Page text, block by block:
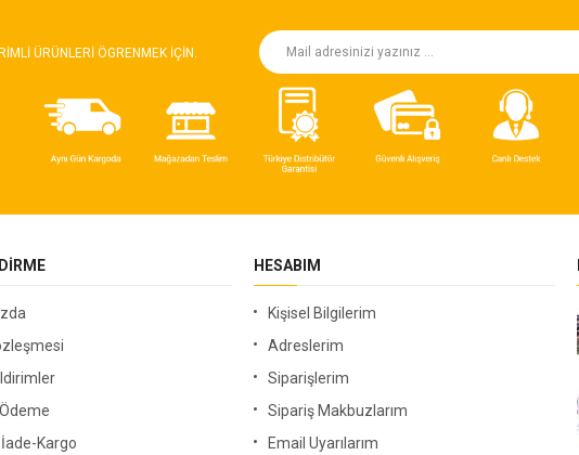
ÜRÜNLERI ÖGRENMEK IÇIN.
Kargo
HESABIM
Kişisel Bilgilerim
Adreslerim
Siparişlerim
Sipariş Makbuzlarım
Email Uyarılarım